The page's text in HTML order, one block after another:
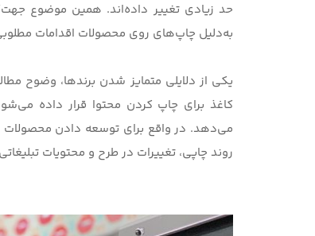
حد زیادی تغییر داده‌اند. همین موضوع
به‌دلیل چاپ‌های روی محصولات اقدامات
کاغذ برای چاپ کردن محتوا قرار داده
می‌دهد. در واقع برای توسعه دادن محصولات
روند چاپی، تغییرات در طرح و محتویات